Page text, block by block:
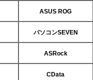
ASUS ROG
パソコンSEVEN
ASRock
CData